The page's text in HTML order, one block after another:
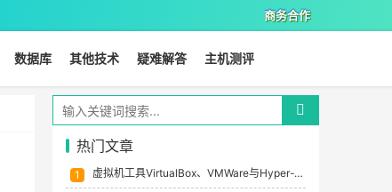
商务合作
数据库 其他技术 疑难解答 主机测评
热门文章
1 虚拟机工具VirtualBox、VMWare与Hyper-V大比拼